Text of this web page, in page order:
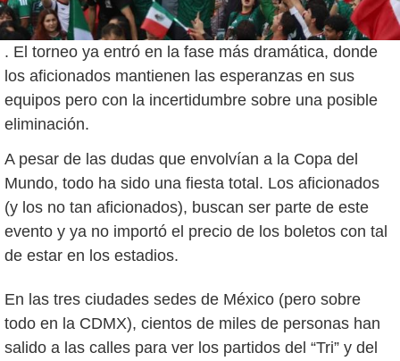
. El torneo ya entró en la fase más dramática, donde
los aficionados mantienen las esperanzas en sus
equipos pero con la incertidumbre sobre una posible
eliminación.
A pesar de las dudas que envolvían a la Copa del
Mundo, todo ha sido una fiesta total. Los aficionados
(y los no tan aficionados), buscan ser parte de este
evento y ya no importó el precio de los boletos con tal
de estar en los estadios.
En las tres ciudades sedes de México (pero sobre
todo en la CDMX), cientos de miles de personas han
salido a las calles para ver los partidos del “Tri” y del